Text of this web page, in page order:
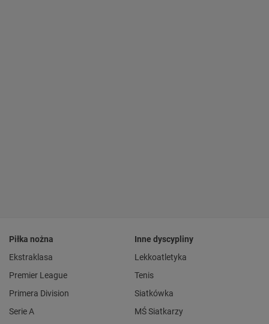
Piłka nożna
Ekstraklasa
Premier League
Primera Division
Serie A
Inne dyscypliny
Lekkoatletyka
Tenis
Siatkówka
MŚ Siatkarzy